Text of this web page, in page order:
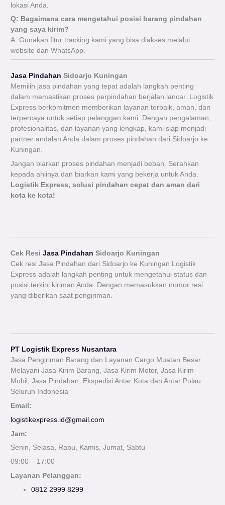
lokasi Anda.
Q: Bagaimana cara mengetahui posisi barang pindahan
yang saya kirim?
A: Gunakan fitur tracking kami yang bisa diakses melalui
website dan WhatsApp.
Jasa Pindahan Sidoarjo Kuningan
Memilih jasa pindahan yang tepat adalah langkah penting
dalam memastikan proses perpindahan berjalan lancar. Logistik
Express berkomitmen memberikan layanan terbaik, aman, dan
terpercaya untuk setiap pelanggan kami. Dengan pengalaman,
profesionalitas, dan layanan yang lengkap, kami siap menjadi
partner andalan Anda dalam proses pindahan dari Sidoarjo ke
Kuningan.
Jangan biarkan proses pindahan menjadi beban. Serahkan
kepada ahlinya dan biarkan kami yang bekerja untuk Anda.
Logistik Express, solusi pindahan cepat dan aman dari
kota ke kota!
Cek ResiJasa Pindahan Sidoarjo Kuningan
Cek resi Jasa Pindahan dari Sidoarjo ke Kuningan Logistik
Express adalah langkah penting untuk mengetahui status dan
posisi terkini kiriman Anda. Dengan memasukkan nomor resi
yang diberikan saat pengiriman.
PT Logistik Express Nusantara
Jasa Pengiriman Barang dan Layanan Cargo Muatan Besar
Melayani Jasa Kirim Barang, Jasa Kirim Motor, Jasa Kirim
Mobil, Jasa Pindahan, Ekspedisi Antar Kota dan Antar Pulau
Seluruh Indonesia
Email:
logistikexpress.id@gmail.com
Jam:
Senin, Selasa, Rabu, Kamis, Jumat, Sabtu
09:00 – 17:00
Layanan Pelanggan:
0812 2999 8299